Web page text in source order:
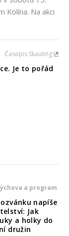
Kolína. Na akci
Časopis Skauting
Je to pořád
a program
napíše
Jak
a holky do
družin